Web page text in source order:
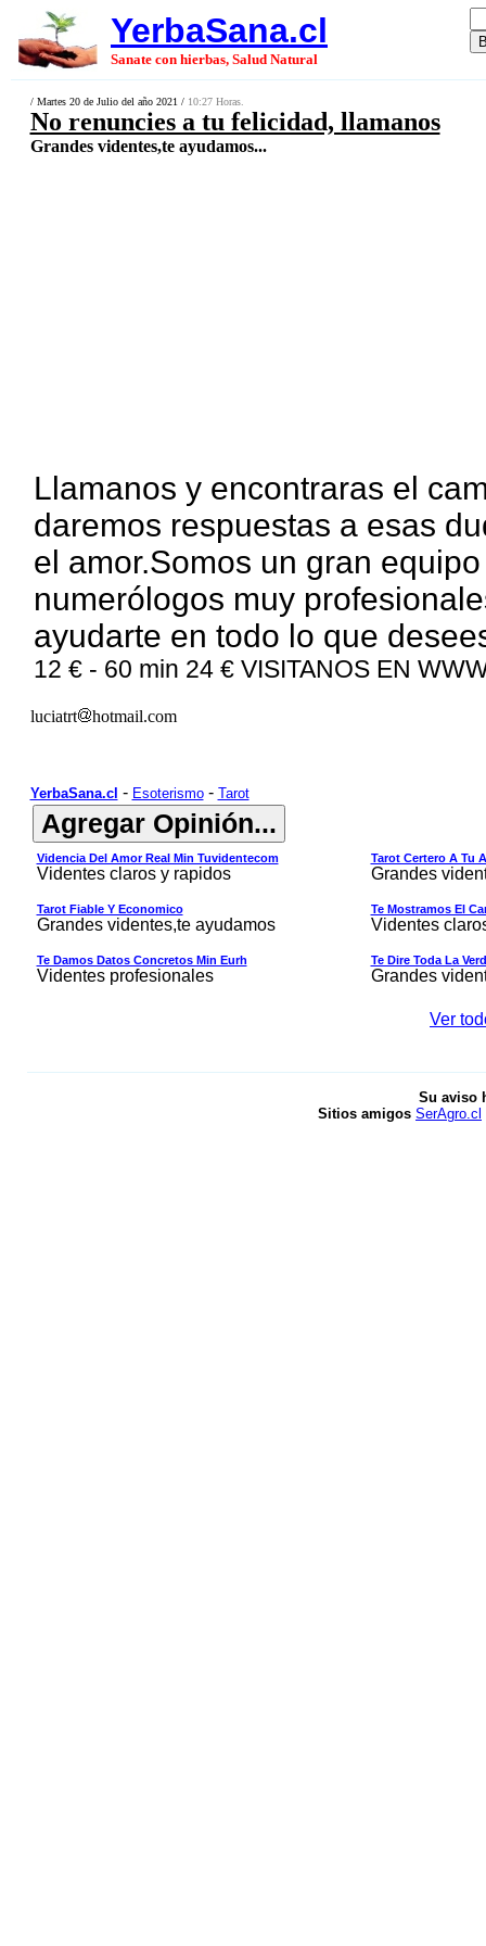
YerbaSana.cl
Sanate con hierbas, Salud Natural
/ Martes 20 de Julio del año 2021 / 10:27 Horas.
No renuncies a tu felicidad, llamanos
Grandes videntes,te ayudamos...
Llamanos y encontraras el
daremos respuestas a esas
el amor.Somos un gran
numerólogos muy
ayudarte en todo lo que
12 € - 60 min 24€ VISITANOS EN
luciatrt hotmail.com
YerbaSana.cl - Esoterismo- Tarot
Videncia Del Amor Real Min Tuvidentecom
Videntes claros y rapidos
Tarot Certero A Tu
Grandes
Tarot Fiable Y Economico
Grandes videntes,te ayudamos
Te Mostramos El
Videntes
Te Damos Datos Concretos Min Eurh
Videntes profesionales
Te Dire Toda La
Grandes
Ver
Su aviso
Sitios amigos SerAgro.cl